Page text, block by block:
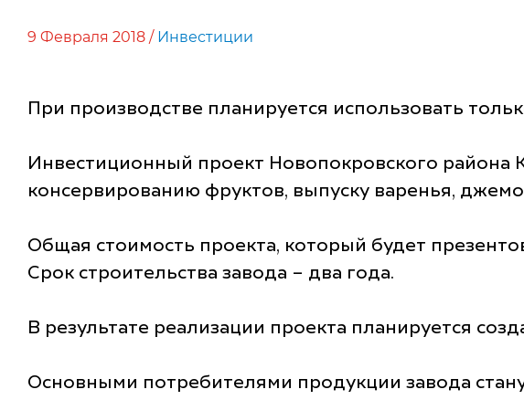
9 Февраля 2018 / Инвестиции
При производстве планируется использовать
Инвестиционный проект Новопокровского района
консервированию фруктов, выпуску варенья,
Общая стоимость проекта, который будет
Срок строительства завода – два года.
В результате реализации проекта планируется
Основными потребителями продукции завода